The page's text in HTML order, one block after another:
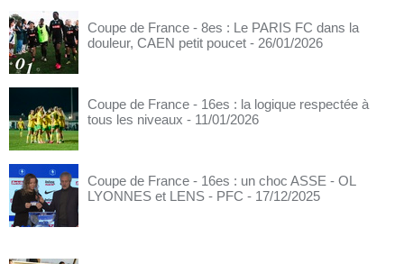
Coupe de France - 8es : Le PARIS FC dans la
douleur, CAEN petit poucet - 26/01/2026
Coupe de France - 16es : la logique respectée à
tous les niveaux - 11/01/2026
Coupe de France - 16es : un choc ASSE - OL
LYONNES et LENS - PFC - 17/12/2025